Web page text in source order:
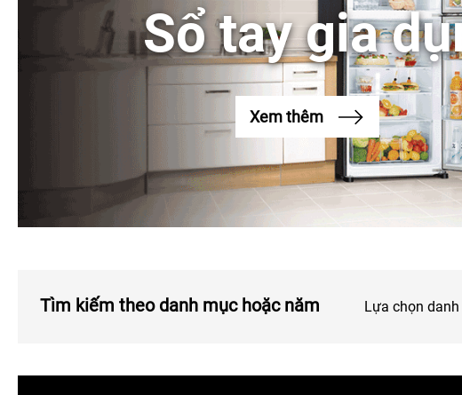
Sổ tay gia
Xem thêm
Tìm kiếm theo danh mục hoặc năm Lựa chọn